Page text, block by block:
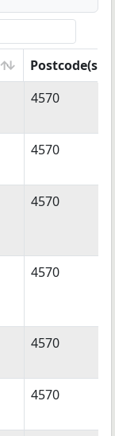
Postcode(s)
Postcode(s)
4570
4570
4570
4570
4570
4570